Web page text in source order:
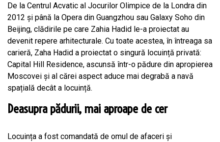
De la Centrul Acvatic al Jocurilor Olimpice de la Londra din
2012 și până la Opera din Guangzhou sau Galaxy Soho din
Beijing, clădirile pe care Zahia Hadid le-a proiectat au
devenit repere arhitecturale. Cu toate acestea, în întreaga sa
carieră, Zaha Hadid a proiectat o singură locuință privată:
Capital Hill Residence, ascunsă într-o pădure din apropierea
Moscovei și al cărei aspect aduce mai degrabă a navă
spațială decât a locuință.
Deasupra pădurii, mai aproape de cer
Locuința a fost comandată de omul de afaceri și